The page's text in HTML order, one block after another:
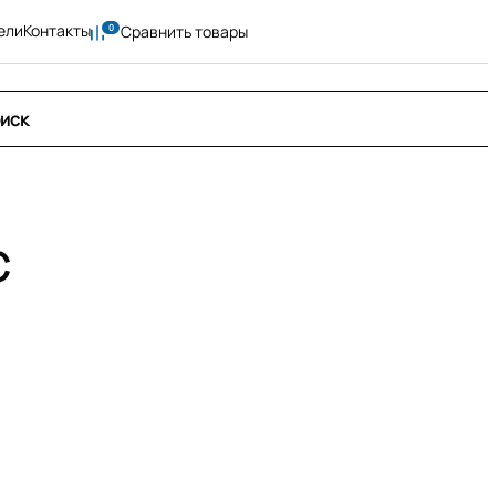
Контакты Сравнить товары